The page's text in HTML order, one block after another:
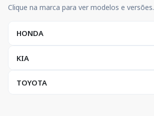
Clique na marca para ver modelos e versões.
HONDA
KIA
TOYOTA